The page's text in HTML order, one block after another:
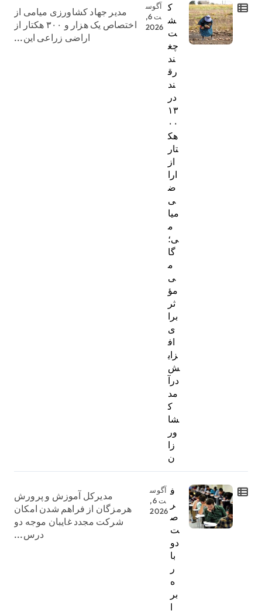
ک
ش
ت
چغ
ند
رق
ند
در
۱۳
۰۰
هک
تار
از
ارا
ض
ی
میا
م
ی؛
گا
م
ی
مؤ
ثر
برا
ی
اف
زای
ش
درآ
مد
ک
شا
ور
زا
ن
آگوس
ت 6,
2026
مدیر جهاد کشاورزی میامی از
اختصاص یک هزار و ۳۰۰ هکتار از
اراضی زراعی این...
ف
ر
ص
ت
دو
با
ر
ه
بر
ا
آگوس
ت 6,
2026
مدیرکل آموزش و پرورش
هرمزگان از فراهم شدن امکان
شرکت مجدد غایبان موجه دو
درس...